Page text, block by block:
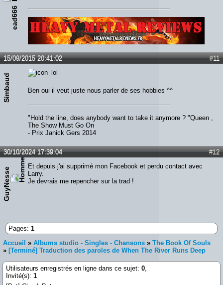
ead666
#11
15/09/2015 20:41:02
Simbaud Ben oui il veut juste nous parler de ses hobbies ^^
"Hold the line, does anybody want to take it anymore ? "Queen ,
The Show Must Go On
- Prix Janick Gers 2014
#12
30/10/2024 17:39:04
GuyNesse
Et depuis j'ai supprimé mon Facebook et perdu contact avec
Larry.
Je devrais me repencher sur la trad !
Pages: 1
Accueil » Albums studio - Singles - Chansons » The Book Of Souls
» [Terminé] Traduction des paroles de When The River Runs Deep
Utilisateurs enregistrés en ligne dans ce sujet: 0
Invité(s): 1